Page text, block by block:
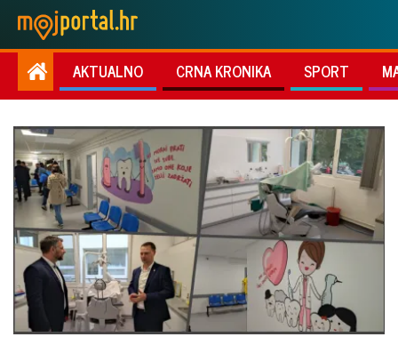
AKTUALNO CRNA KRONIKA SPORT